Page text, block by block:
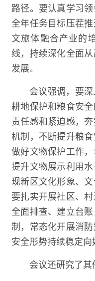
路径。要认真学习
全年任务目标压茬
文旅体融合产业的
线，持续深化全面
发展。
会议强调，要
耕地保护和粮食安
责任感和紧迫感，
机制，不断提升粮
做好文物保护工作
提升文物展示利用
现新区文化形象、
要扎实开展社区、
全面排查、建立台
制，常态化开展消
安全形势持续稳定向
会议还研究了其